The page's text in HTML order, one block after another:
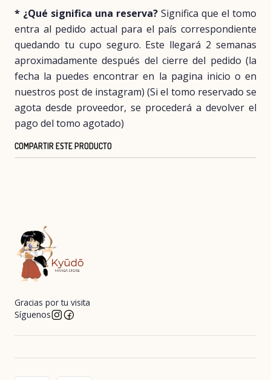
* ¿Qué significa una reserva? Significa que el tomo
entra al pedido actual para el país correspondiente
quedando tu cupo seguro. Este llegará 2 semanas
aproximadamente después del cierre del pedido (la
fecha la puedes encontrar en la pagina inicio o en
nuestros post de instagram) (Si el tomo reservado se
agota desde proveedor, se procederá a devolver el
pago del tomo agotado)
COMPARTIR ESTE PRODUCTO
Gracias por tu visita
Síguenos